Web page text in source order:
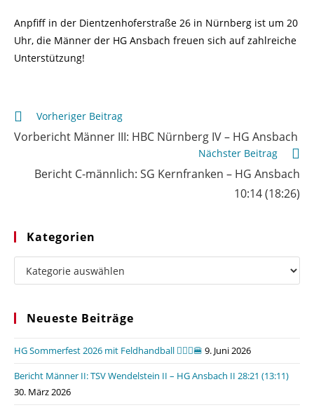
Anpfiff in der Dientzenhoferstraße 26 in Nürnberg ist um 20
Uhr, die Männer der HG Ansbach freuen sich auf zahlreiche
Unterstützung!
Weitere
Artikel
ansehen
Vorheriger Beitrag
Vorbericht Männer III: HBC Nürnberg IV – HG Ansbach
Nächster Beitrag
Bericht C-männlich: SG Kernfranken – HG Ansbach
10:14 (18:26)
Kategorien
Kategorien
Neueste Beiträge
HG Sommerfest 2026 mit Feldhandball 🤾🏼‍♂️🍔 9. Juni 2026
Bericht Männer II: TSV Wendelstein II – HG Ansbach II 28:21 (13:11)
30. März 2026